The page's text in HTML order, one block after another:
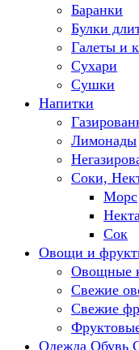
Баранки
Булки
Галеты и
Сухари
Сушки
Напитки
Лимонады
Соки,
Морс
Сок
Овощи и
Овощные
Свежие
Свежие
Одежда Обувь